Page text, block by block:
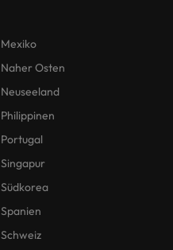
Mexiko
Naher Osten
Neuseeland
Philippinen
Portugal
Singapur
Südkorea
Spanien
Schweiz